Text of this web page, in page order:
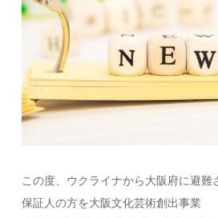
この度、ウクライナから大阪府に避難
保証人の方を大阪文化芸術創出事業